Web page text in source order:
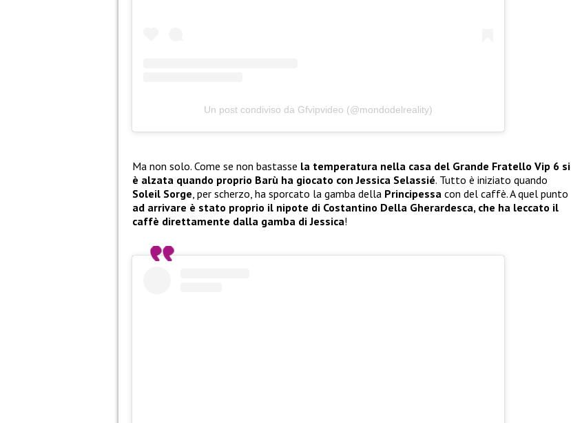
Un post condiviso da Gfvipvideo (@mondodelreality)
Ma non solo. Come se non bastasse la temperatura nella casa del Grande Fratello Vip 6 si
è alzata quando proprio Barù ha giocato con Jessica Selassié. Tutto è iniziato quando
Soleil Sorge , per scherzo, ha sporcato la gamba della Principessa con del caffè. A quel punto
ad arrivare è stato proprio il nipote di Costantino Della Gherardesca, che ha leccato il
caffè direttamente dalla gamba di Jessica!